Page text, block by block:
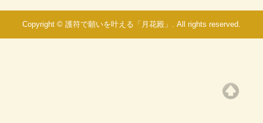
Copyright © 護符で願いを叶える「月花殿」. All rights reserved.